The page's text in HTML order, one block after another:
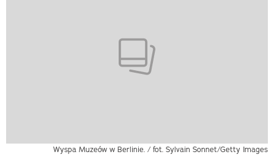
Wyspa Muzeów w Berlinie. / fot. Sylvain Sonnet/Getty Images